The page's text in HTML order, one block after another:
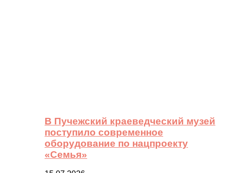
В Пучежский краеведческий музей
поступило современное
оборудование по нацпроекту
«Семья»